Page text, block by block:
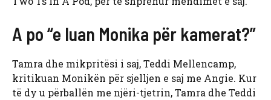
A po “e luan Monika për kamerat?”
Tamra dhe mikpritësi i saj, Teddi Mellencamp,
kritikuan Monikën për sjelljen e saj me Angie. Kur
të dy u përballën me njëri-tjetrin, Tamra dhe Teddi